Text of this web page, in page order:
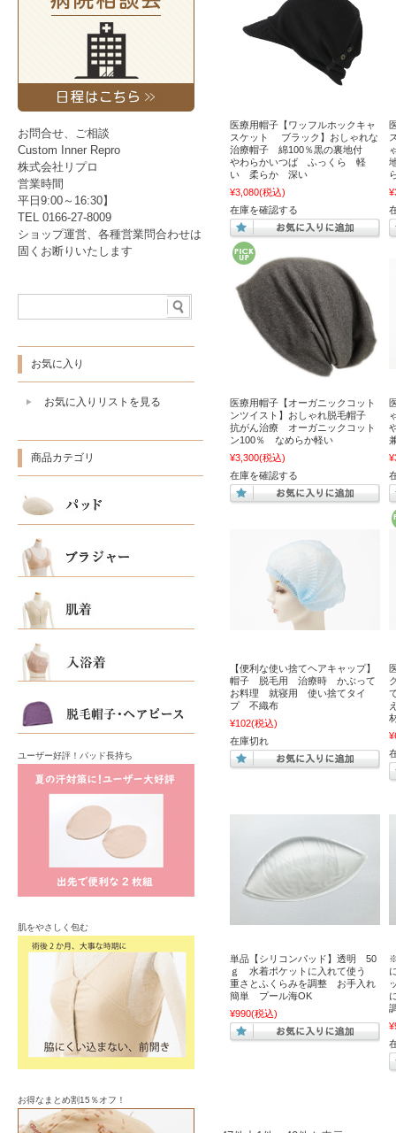
医療用帽子【ワッフルホックキャ
スケット ブラック】おしゃれな
治療帽子 綿100％黒の裏地付
やわらかいつば ふっくら 軽
い 柔らか 深い
¥3,080(税込)
在庫を確認する
医療用帽子【オーガニックコット
ンツイスト】おしゃれ脱毛帽子
抗がん治療 オーガニックコット
ン100％ なめらか軽い
¥3,300(税込)
在庫を確認する
【便利な使い捨てヘアキャップ】
帽子 脱毛用 治療時 かぶって
お料理 就寝用 使い捨てタイ
プ 不織布
¥102(税込)
在庫切れ
単品【シリコンパッド】透明 50
ｇ 水着ポケットに入れて使う
重さとふくらみを調整 お手入れ
簡単 プール海OK
¥990(税込)
お問合せ、ご相談
Custom Inner Repro
株式会社リプロ
営業時間
平日9:00～16:30】
TEL 0166-27-8009
ショップ運営、各種営業問合わせは
固くお断りいたします
お気に入り
お気に入りリストを見る
商品カテゴリ
ユーザー好評！パッド長持ち
肌をやさしく包む
お得なまとめ割15％オフ！